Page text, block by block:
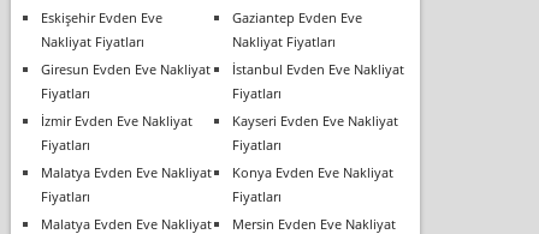
Eskişehir Evden Eve
Nakliyat Fiyatları
Gaziantep Evden Eve
Nakliyat Fiyatları
Giresun Evden Eve Nakliyat
Fiyatları
İstanbul Evden Eve Nakliyat
Fiyatları
İzmir Evden Eve Nakliyat
Fiyatları
Kayseri Evden Eve Nakliyat
Fiyatları
Malatya Evden Eve Nakliyat
Fiyatları
Konya Evden Eve Nakliyat
Fiyatları
Malatya Evden Eve Nakliyat
Mersin Evden Eve Nakliyat